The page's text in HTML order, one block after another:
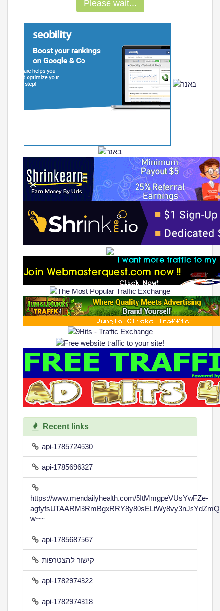
Please wait...
Recent links
api-1785724630
api-1785696327
https://www.mendailyhealth.com/5ItMmgpeVUsYwFZe-
w~~
api-1785687567
קישור להצטרפות
api-1782974322
api-1782974318